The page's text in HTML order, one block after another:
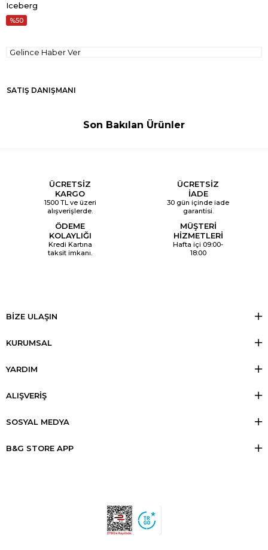
Iceberg
50
Gelince Haber Ver
SATIŞ DANIŞMANI
Son Bakılan Ürünler
ÜCRETSİZ
KARGO
1500 TL ve üzeri
alışverişlerde.
ÜCRETSİZ
İADE
30 gün içinde iade
garantisi.
ÖDEME
KOLAYLIĞI
Kredi Kartına
taksit imkanı.
MÜŞTERİ
HİZMETLERİ
Hafta içi 09:00-
18:00
BİZE ULAŞIN
KURUMSAL
YARDIM
ALIŞVERİŞ
SOSYAL MEDYA
B&G STORE APP